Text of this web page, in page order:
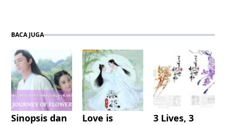
BACA JUGA
Sinopsis dan
Love is
3 Lives, 3